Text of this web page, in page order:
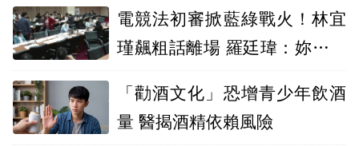
電競法初審掀藍綠戰火！林宜
瑾飆粗話離場 羅廷瑋：妳怎麼
「勸酒文化」恐增青少年飲酒
量 醫揭酒精依賴風險